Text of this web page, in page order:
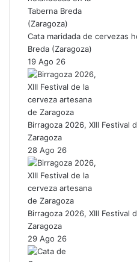
Cata maridada de cervezas
Breda (Zaragoza)
19 Ago 26
Birragoza 2026, XIII Festival
Zaragoza
28 Ago 26
Birragoza 2026, XIII Festival
Zaragoza
29 Ago 26